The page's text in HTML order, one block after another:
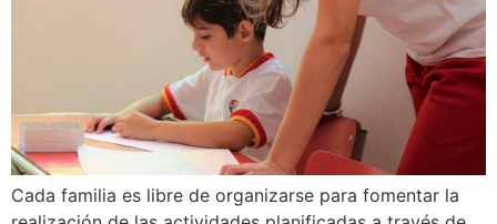
Cada familia es libre de organizarse para fomentar la